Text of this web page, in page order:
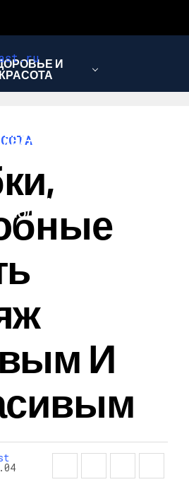
И
КРАСОТА
И
НАУКА И
И